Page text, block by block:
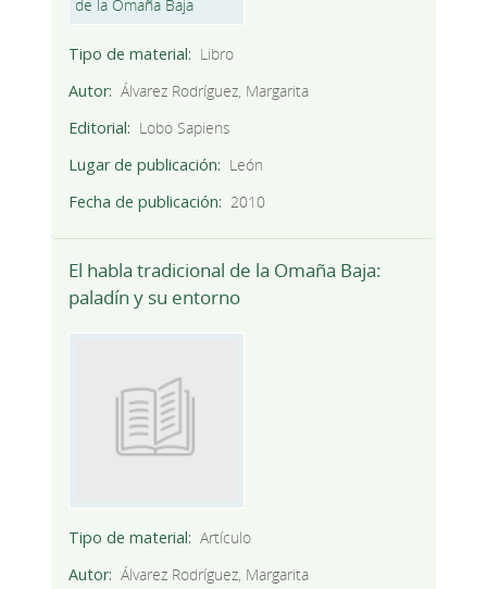
Tipo de material
Libro
Autor
Álvarez Rodríguez, Margarita
Editorial
Lobo Sapiens
Lugar de publicación
León
Fecha de publicación
2010
El habla tradicional de la Omaña Baja:
paladín y su entorno
Tipo de material
Artículo
Autor
Álvarez Rodríguez, Margarita